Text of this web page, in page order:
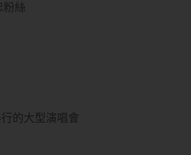
粉絲
的大型演唱會